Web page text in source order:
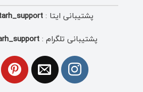
پشتیبانی ایتا :
پشتیبانی تلگرام :